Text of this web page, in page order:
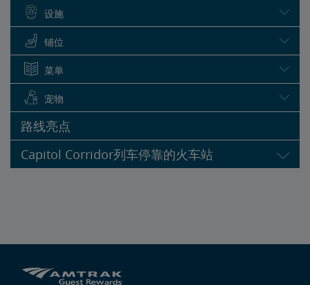
设施
铺位
菜单
宠物
路线亮点
Capitol Corridor列车停靠的火车站